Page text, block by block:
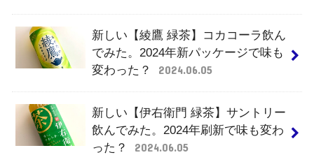
新しい【綾鷹 緑茶】コカコーラ飲ん
でみた。2024年新パッケージで味も
変わった？
2024.06.05
新しい【伊右衛門 緑茶】サントリー
飲んでみた。2024年刷新で味も変わ
った？
2024.06.05